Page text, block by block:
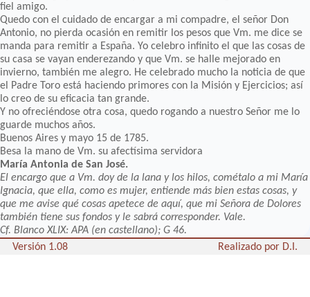
fiel amigo.
Quedo con el cuidado de encargar a mi compadre, el señor Don
Antonio, no pierda ocasión en remitir los pesos que Vm. me dice se
manda para remitir a España. Yo celebro infinito el que las cosas de
su casa se vayan enderezando y que Vm. se halle mejorado en
invierno, también me alegro. He celebrado mucho la noticia de que
el Padre Toro está haciendo primores con la Misión y Ejercicios; así
lo creo de su eficacia tan grande.
Y no ofreciéndose otra cosa, quedo rogando a nuestro Señor me lo
guarde muchos años.
Buenos Aires y mayo 15 de 1785.
Besa la mano de Vm. su afectísima servidora
María Antonia de San José.
El encargo que a Vm. doy de la lana y los hilos, cométalo a mi María
Ignacia, que ella, como es mujer, entiende más bien estas cosas, y
que me avise qué cosas apetece de aquí, que mi Señora de Dolores
también tiene sus fondos y le sabrá corresponder. Vale.
Cf. Blanco XLIX: APA (en castellano); G 46.
Versión 1.08
Realizado por D.I.